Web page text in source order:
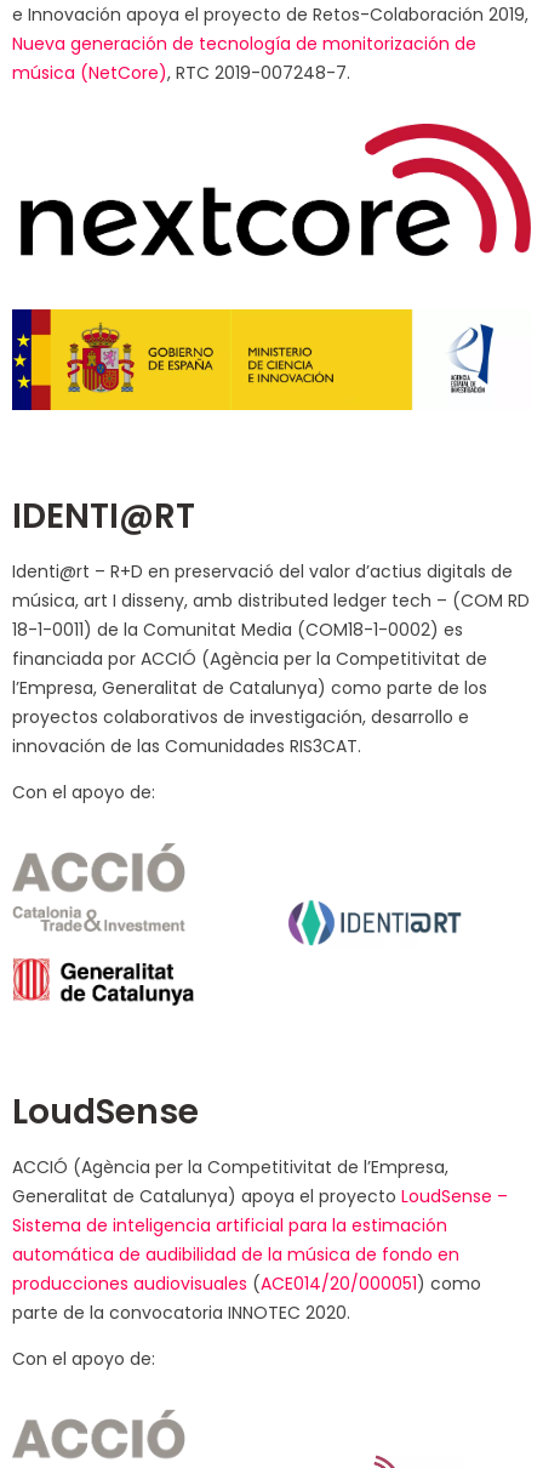
e Innovación apoya el proyecto de Retos-Colaboración 2019,
Nueva generación de tecnología de monitorización de
música (NetCore), RTC 2019-007248-7.
IDENTI@RT
Identi@rt – R+D en preservació del valor d’actius digitals de
música, art I disseny, amb distributed ledger tech – (COM RD
18-1-0011) de la Comunitat Media (COM18-1-0002) es
financiada por ACCIÓ (Agència per la Competitivitat de
l’Empresa, Generalitat de Catalunya) como parte de los
proyectos colaborativos de investigación, desarrollo e
innovación de las Comunidades RIS3CAT.
Con el apoyo de:
LoudSense
ACCIÓ (Agència per la Competitivitat de l’Empresa,
Generalitat de Catalunya) apoya el proyecto LoudSense –
Sistema de inteligencia artificial para la estimación
automática de audibilidad de la música de fondo en
producciones audiovisuales (ACE014/20/000051) como
parte de la convocatoria INNOTEC 2020.
Con el apoyo de: